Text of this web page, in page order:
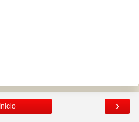
›
Inicio